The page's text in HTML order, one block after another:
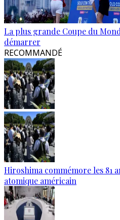
La plus grande Coupe du
démarrer
RECOMMANDÉ
Hiroshima commémore les 81
atomique américain